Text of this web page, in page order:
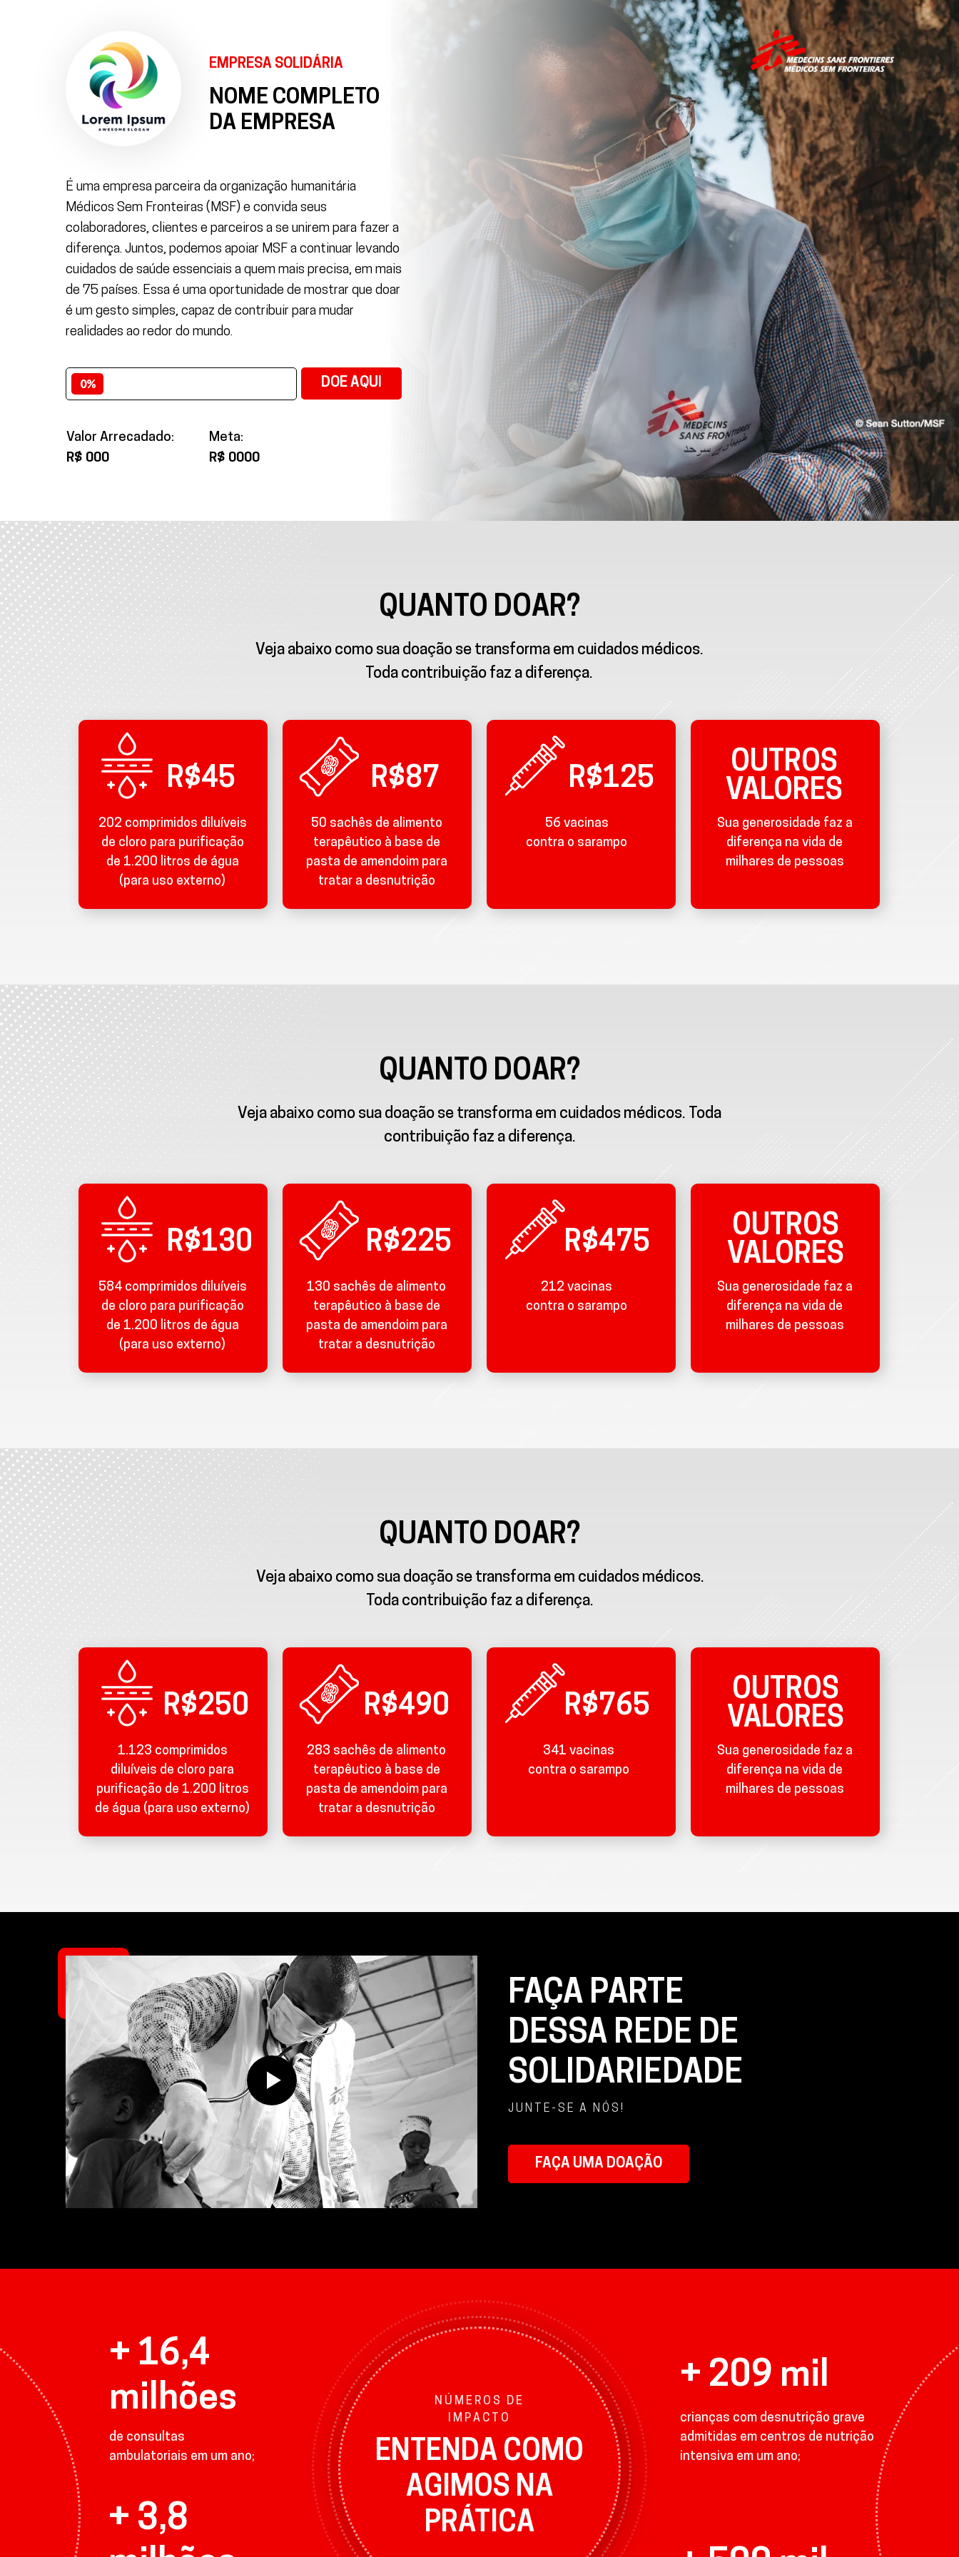
É uma empresa parceira da organização humanitária
Médicos Sem Fronteiras (MSF) e convida seus
colaboradores, clientes e parceiros a se unirem para fazer a
diferença. Juntos, podemos apoiar MSF a continuar levando
cuidados de saúde essenciais a quem mais precisa, em mais
de 75 países. Essa é uma oportunidade de mostrar que doar
é um gesto simples, capaz de contribuir para mudar
realidades ao redor do mundo.
DOE AQUI
NOME COMPLETO
DA EMPRESA
EMPRESA SOLIDÁRIA
Valor Arrecadado:
Meta:
R$ 000
R$ 0000
Veja abaixo como sua doação se transforma em cuidados médicos.
Toda contribuição faz a diferença.
QUANTO DOAR?
OUTROS
VALORES
Sua generosidade faz a
diferença na vida de
milhares de pessoas
R$45
202 comprimidos diluíveis
de cloro para purificação
de 1.200 litros de água
(para uso externo)
50 sachês de alimento
terapêutico à base de
pasta de amendoim para
tratar a desnutrição
R$125
56 vacinas
contra o sarampo
R$87
Veja abaixo como sua doação se transforma em cuidados médicos. Toda
contribuição faz a diferença.
QUANTO DOAR?
OUTROS
VALORES
Sua generosidade faz a
diferença na vida de
milhares de pessoas
R$130
584 comprimidos diluíveis
de cloro para purificação
de 1.200 litros de água
(para uso externo)
130 sachês de alimento
terapêutico à base de
pasta de amendoim para
tratar a desnutrição
R$475
212 vacinas
contra o sarampo
R$225
Veja abaixo como sua doação se transforma em cuidados médicos.
Toda contribuição faz a diferença.
QUANTO DOAR?
OUTROS
VALORES
Sua generosidade faz a
diferença na vida de
milhares de pessoas
R$250
1.123 comprimidos
diluíveis de cloro para
purificação de 1.200 litros
de água (para uso externo)
283 sachês de alimento
terapêutico à base de
pasta de amendoim para
tratar a desnutrição
R$765
341 vacinas
contra o sarampo
R$490
FAÇA PARTE
DESSA REDE DE
SOLIDARIEDADE
JUNTE-SE A NÓS!
FAÇA UMA DOAÇÃO
+ 209 mil
crianças com desnutrição grave
admitidas em centros de nutrição
intensiva em um ano;
+ 16,4
milhões
ENTENDA COMO
AGIMOS NA
PRÁTICA
NÚMEROS DE
IMPACTO
de consultas
ambulatoriais em um ano;
+ 3,8